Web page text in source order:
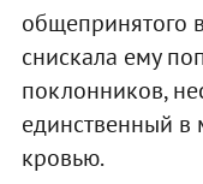
общепринятого
снискала ему
поклонников,
единственный
кровью.